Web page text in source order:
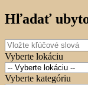
Hľadať
Vyberte lokáciu
Vyberte kategóriu